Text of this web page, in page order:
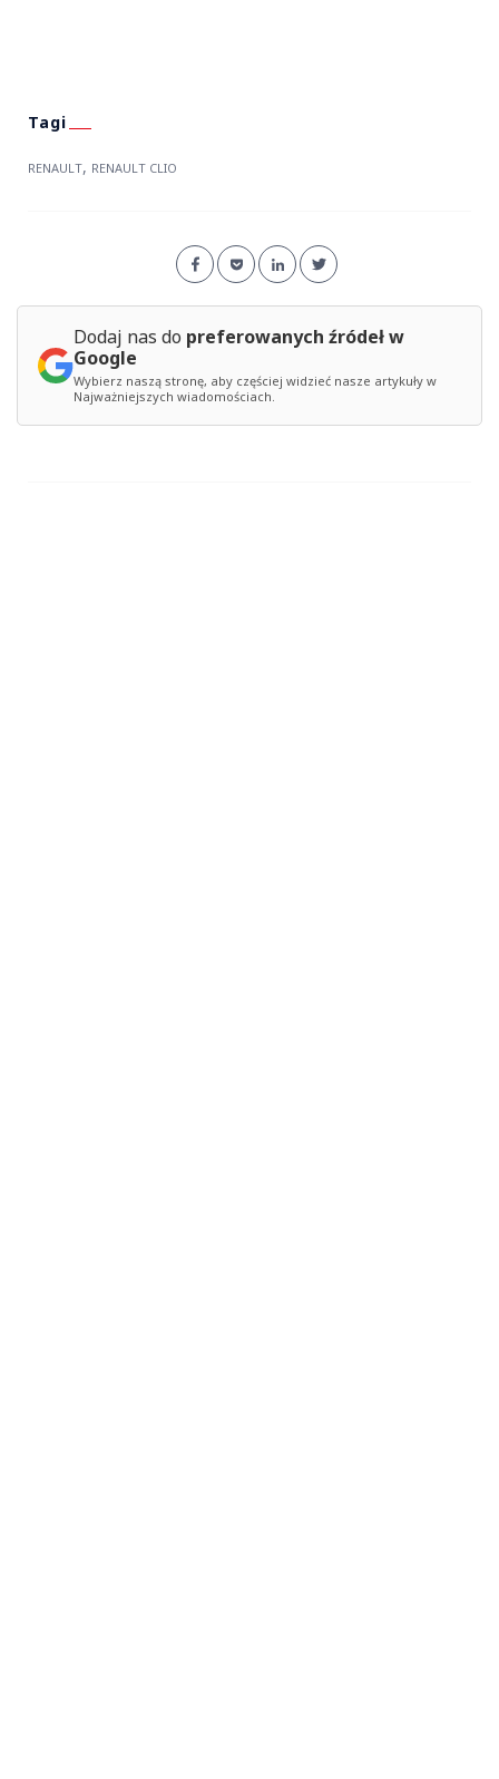
RENAULT, RENAULT CLIO
Dodaj nas do preferowanych źródeł w
Google
Wybierz naszą stronę, aby częściej widzieć nasze artykuły w
Najważniejszych wiadomościach.